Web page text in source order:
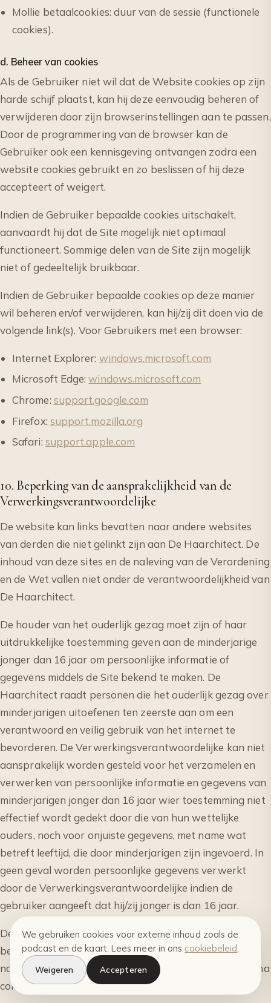
Mollie betaalcookies: duur van de sessie (functionele
cookies).
d. Beheer van cookies
Als de Gebruiker niet wil dat de Website cookies op zijn
harde schijf plaatst, kan hij deze eenvoudig beheren of
verwijderen door zijn browserinstellingen aan te passen.
Door de programmering van de browser kan de
Gebruiker ook een kennisgeving ontvangen zodra een
website cookies gebruikt en zo beslissen of hij deze
accepteert of weigert.
Indien de Gebruiker bepaalde cookies uitschakelt,
aanvaardt hij dat de Site mogelijk niet optimaal
functioneert. Sommige delen van de Site zijn mogelijk
niet of gedeeltelijk bruikbaar.
Indien de Gebruiker bepaalde cookies op deze manier
wil beheren en/of verwijderen, kan hij/zij dit doen via de
volgende link(s). Voor Gebruikers met een browser:
Internet Explorer: windows.microsoft.com
Microsoft Edge:windows.microsoft.com
Chrome: support.google.com
Firefox: support.mozilla.org
Safari: support.apple.com
10. Beperking van de aansprakelijkheid van de
Verwerkingsverantwoordelijke
De website kan links bevatten naar andere websites
van derden die niet gelinkt zijn aan De Haarchitect. De
inhoud van deze sites en de naleving van de Verordening
en de Wet vallen niet onder de verantwoordelijkheid van
De Haarchitect.
De houder van het ouderlijk gezag moet zijn of haar
uitdrukkelijke toestemming geven aan de minderjarige
jonger dan 16 jaar om persoonlijke informatie of
gegevens middels de Site bekend te maken. De
Haarchitect raadt personen die het ouderlijk gezag over
minderjarigen uitoefenen ten zeerste aan om een
verantwoord en veilig gebruik van het internet te
bevorderen. De Verwerkingsverantwoordelijke kan niet
aansprakelijk worden gesteld voor het verzamelen en
verwerken van persoonlijke informatie en gegevens van
minderjarigen jonger dan 16 jaar wier toestemming niet
effectief wordt gedekt door die van hun wettelijke
ouders, noch voor onjuiste gegevens, met name wat
betreft leeftijd, die door minderjarigen zijn ingevoerd. In
geen geval worden persoonlijke gegevens verwerkt
door de Verwerkingsverantwoordelijke indien de
gebruiker aangeeft dat hij/zij jonger is dan 16 jaar.
De Haarchitect is niet verantwoordelijk voor verlies,
beschadiging of diefstal van persoonsgegevens, met
name als gevolg van de aanwezigheid van virussen of na
computeraanvallen.
We gebruiken cookies voor externe inhoud zoals de
podcast en de kaart. Lees meer in ons cookiebeleid
Weigeren Accepteren